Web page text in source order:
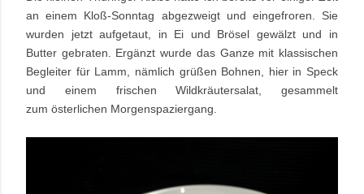
an einem Kloß-Sonntag abgezweigt und eingefroren. Sie
wurden jetzt aufgetaut, in Ei und Brösel gewälzt und in
Butter gebraten. Ergänzt wurde das Ganze mit klassischen
Begleiter für Lamm, nämlich grüßen Bohnen, hier in Speck
und einem frischen Wildkräutersalat, gesammelt
zum österlichen Morgenspaziergang.